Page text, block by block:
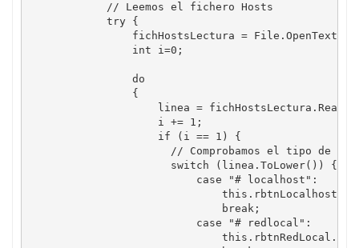
            // Leemos el fichero Hosts
            try {
fichHostsLectura =
                int i=0;
                do
                {
linea =
                    i += 1;
                    if (i == 1) {
// Comprobamos el tipo de
                      switch (linea.ToLower()) {
                          case "# localhost":
                              break;
                          case "# redlocal":